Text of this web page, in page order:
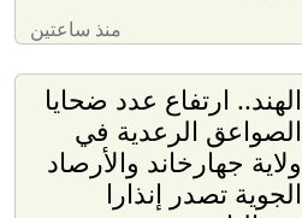
منذ ساعتين
الهند.. ارتفاع عدد ضحايا
الصواعق الرعدية في
ولاية جهارخاند والأرصاد
الجوية تصدر إنذارا